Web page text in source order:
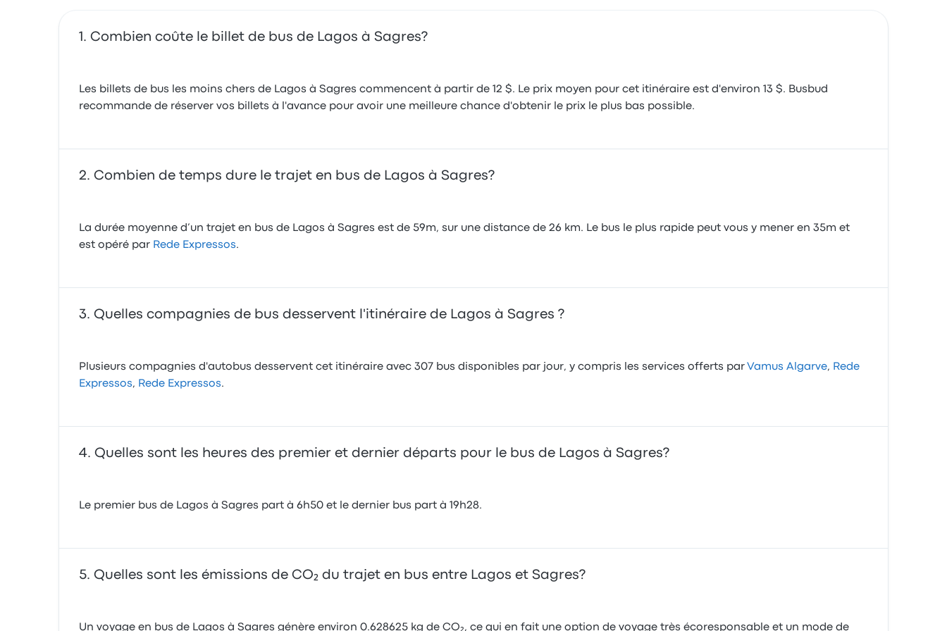
Combien coûte le billet de bus de Lagos à Sagres?
Les billets de bus les moins chers de Lagos à Sagres commencent à partir de 12 $. Le prix moyen pour cet itinéraire est d'environ 13 $. Busbud
recommande de réserver vos billets à l'avance pour avoir une meilleure chance d'obtenir le prix le plus bas possible.
Combien de temps dure le trajet en bus de Lagos à Sagres?
La durée moyenne d’un trajet en bus de Lagos à Sagres est de 59m, sur une distance de 26 km. Le bus le plus rapide peut vous y mener en 35m et
est opéré par Rede Expressos.
Quelles compagnies de bus desservent l'itinéraire de Lagos à Sagres ?
Plusieurs compagnies d'autobus desservent cet itinéraire avec 307 bus disponibles par jour, y compris les services offerts par Vamus Algarve, Rede
Expressos, Rede Expressos.
Quelles sont les heures des premier et dernier départs pour le bus de Lagos à Sagres?
Le premier bus de Lagos à Sagres part à 6h50 et le dernier bus part à 19h28.
Quelles sont les émissions de CO₂ du trajet en bus entre Lagos et Sagres?
Un voyage en bus de Lagos à Sagres génère environ 0.628625 kg de CO₂, ce qui en fait une option de voyage très écoresponsable et un mode de